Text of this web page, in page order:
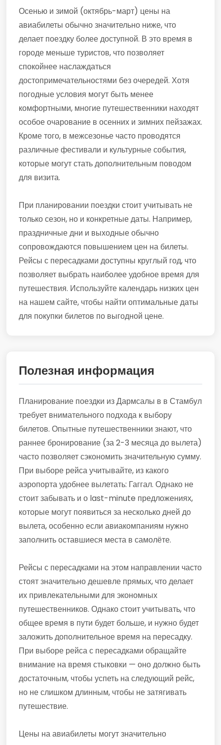
Осенью и зимой (октябрь-март) цены на
авиабилеты обычно значительно ниже, что
делает поездку более доступной. В это время в
городе меньше туристов, что позволяет
спокойнее наслаждаться
достопримечательностями без очередей. Хотя
погодные условия могут быть менее
комфортными, многие путешественники находят
особое очарование в осенних и зимних пейзажах.
Кроме того, в межсезонье часто проводятся
различные фестивали и культурные события,
которые могут стать дополнительным поводом
для визита.
При планировании поездки стоит учитывать не
только сезон, но и конкретные даты. Например,
праздничные дни и выходные обычно
сопровождаются повышением цен на билеты.
Рейсы с пересадками доступны круглый год, что
позволяет выбрать наиболее удобное время для
путешествия. Используйте календарь низких цен
на нашем сайте, чтобы найти оптимальные даты
для покупки билетов по выгодной цене.
Полезная информация
Планирование поездки из Дармсалы в в Стамбул
требует внимательного подхода к выбору
билетов. Опытные путешественники знают, что
раннее бронирование (за 2-3 месяца до вылета)
часто позволяет сэкономить значительную сумму.
При выборе рейса учитывайте, из какого
аэропорта удобнее вылетать: Гаггал. Однако не
стоит забывать и о last-minute предложениях,
которые могут появиться за несколько дней до
вылета, особенно если авиакомпаниям нужно
заполнить оставшиеся места в самолёте.
Рейсы с пересадками на этом направлении часто
стоят значительно дешевле прямых, что делает
их привлекательными для экономных
путешественников. Однако стоит учитывать, что
общее время в пути будет больше, и нужно будет
заложить дополнительное время на пересадку.
При выборе рейса с пересадками обращайте
внимание на время стыковки — оно должно быть
достаточным, чтобы успеть на следующий рейс,
но не слишком длинным, чтобы не затягивать
путешествие.
Цены на авиабилеты могут значительно